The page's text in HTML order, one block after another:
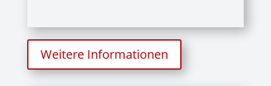
Weitere Informationen